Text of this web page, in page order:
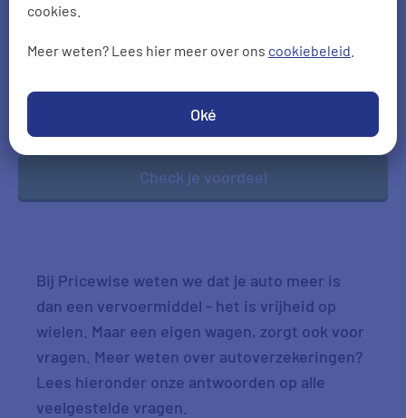
cookies.
Meer weten? Lees hier meer over ons cookiebeleid
Oké
Geboortedatum
DD-MM-JJJJ
*Gegevens hoofdbestuurder
Check je voordeel
Bij Pricewise weten we dat je auto meer is
dan een vervoermiddel - het is vrijheid op
wielen. Maar een eigen wagen, zorgt ook voor
vragen. Meer weten over autoverzekeringen?
Lees hieronder onze antwoorden op alle
veelgestelde vragen.